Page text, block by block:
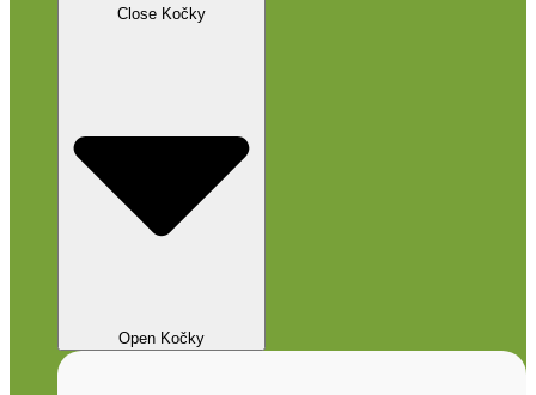
Close Kočky
Open Kočky